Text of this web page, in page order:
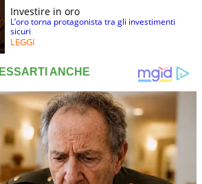
Investire in oro
L’oro torna protagonista tra gli investimenti
sicuri
LEGGI